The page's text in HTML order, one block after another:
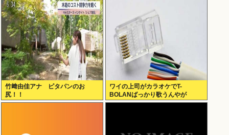
竹﨑由佳アナ ピタパンのお
尻！！
ワイの上司がカラオケでT-
BOLANばっかり歌うんやが